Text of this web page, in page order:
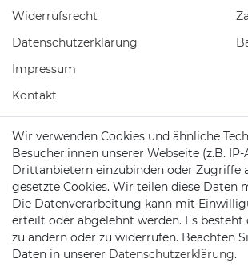
Widerrufs­recht
Daten­schutz­erklärung
Impressum
Kontakt
Barrierefreiheitserklärung
Vertrag widerrufen
2026 Trollingtreff | copyright & design by
*Alle Preise inkl. MwSt., zzgl. Versandkosten
Wir verwenden Cookies und ähnliche
Besucher:innen unserer Webseite (z.B.
Drittanbietern einzubinden oder Zugriffe
gesetzte Cookies. Wir teilen diese Daten
Die Datenverarbeitung kann mit
erteilt oder abgelehnt werden. Es
zu ändern oder zu widerrufen. Beachten
Daten in unserer Daten­schutz­erklärung.